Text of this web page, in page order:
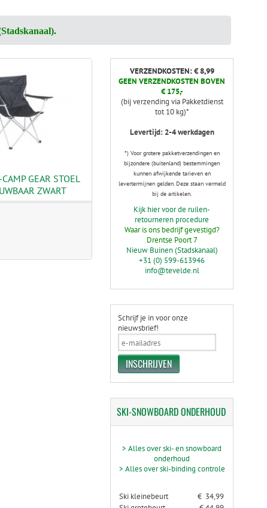
GEAR STOEL
ZWART
VERZENDKOSTEN: € 8,99
GEEN VERZENDKOSTEN BOVEN
€ 175,-
(bij verzending via Pakketdienst
tot 10 kg)*
Levertijd: 2-4 werkdagen
*) Voor grotere pakketverzendingen en
bijzondere (buitenland) bestemmingen
kunnen afwijkende tarieven en
levertermijnen gelden. Deze staan vermeld
bij de artikelen.
Kijk hier voor de ruilen-
retourneren procedure
Waar is ons bedrijf gevestigd?
Drentse Poort 7
Nieuw Buinen (Stadskanaal)
+31 (0) 599-613946
info@tevelde.nl
Schrijf je in voor onze
nieuwsbrief!
SKI-SNOWBOARDONDERHOUD
> Alles over ski- en snowboard
onderhoud
> Alles over ski-binding controle
Ski kleinebeurt
€ 34,99